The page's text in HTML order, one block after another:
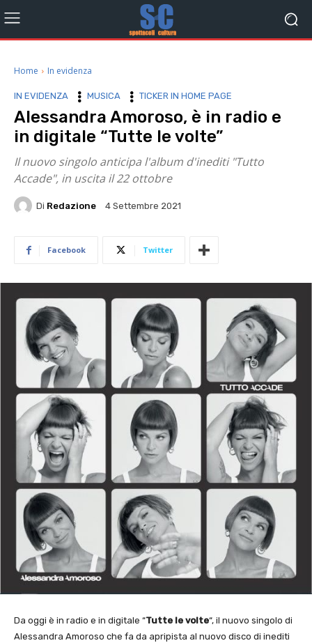
Home In evidenza
IN EVIDENZA MUSICA TICKER IN HOME PAGE
Alessandra Amoroso, è in radio e
in digitale “Tutte le volte”
Il nuovo singolo anticipa l'album d'inediti "Tutto
Accade", in uscita il 22 ottobre
Di Redazione 4 Settembre 2021
Facebook Twitter
Da oggi è in radio e in digitale “Tutte le volte“, il nuovo singolo di
Alessandra Amoroso che fa da apripista al nuovo disco di inediti